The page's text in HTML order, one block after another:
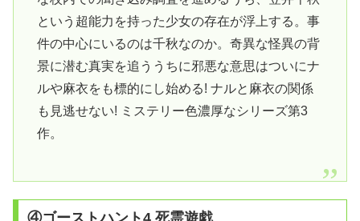
という超能力を持った少女の存在が浮上する。事
件の中心にいるのは千秋なのか。奇異な怪異の背
景に潜む真実を追ううちに邪悪な意思はついにナ
ルや麻衣をも標的にし始める! ナルと麻衣の関係
も見逃せない! ミステリー色濃厚なシリーズ第3
作。
④ゴーストハント4 死霊遊戯